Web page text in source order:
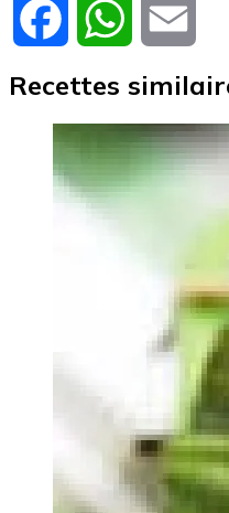
Facebook WhatsApp
Recettes